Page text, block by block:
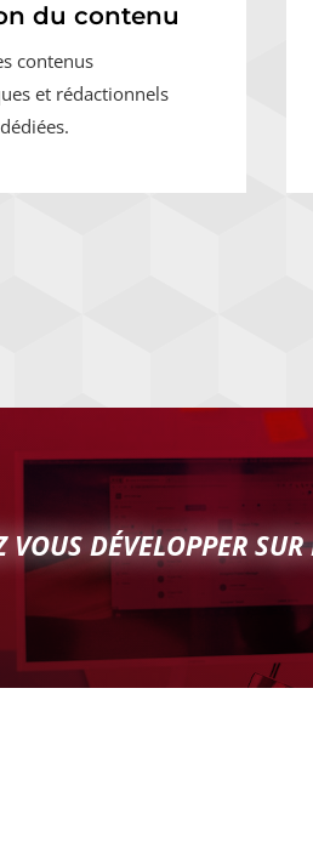
du contenu
contenus
et rédactionnels
VOUS DÉVELOPPER